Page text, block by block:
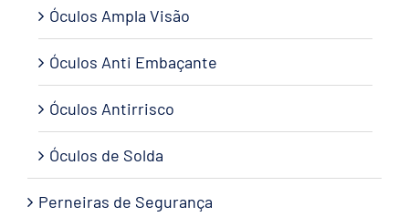
Óculos Ampla Visão
Óculos Anti Embaçante
Óculos Antirrisco
Óculos de Solda
Perneiras de Segurança